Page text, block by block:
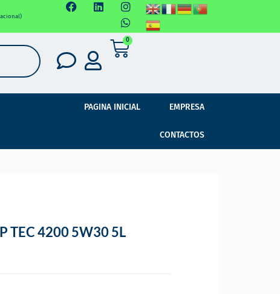
0
PAGINA INICIAL EMPRESA
CONTACTOS
TEC 4200 5W30 5L